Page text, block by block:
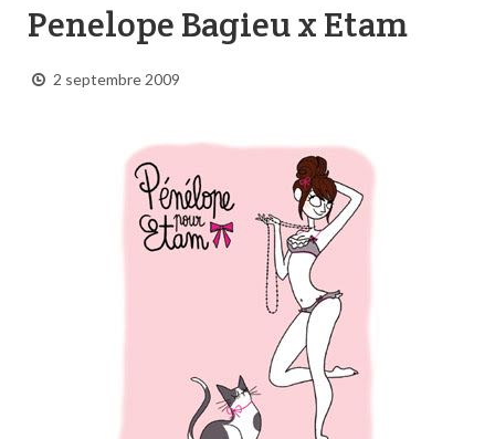
AIRTRAINERPEDIA
Penelope Bagieu x Etam
2 septembre 2009